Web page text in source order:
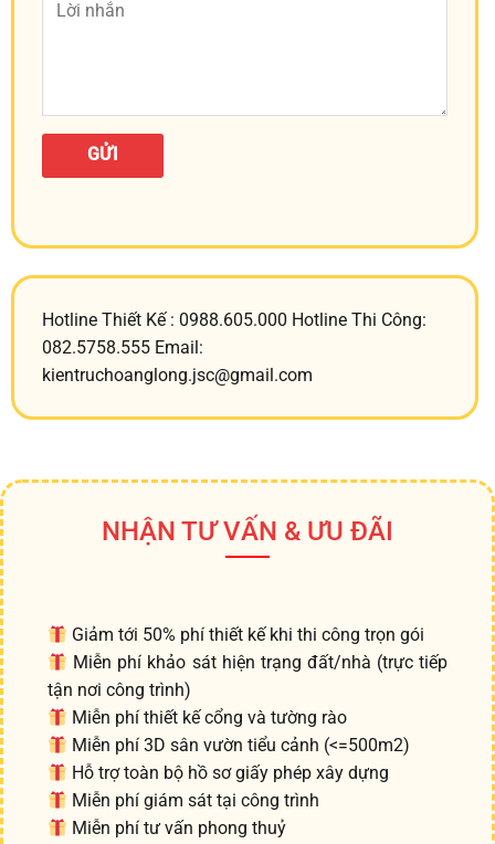
Hotline Thiết Kế : 0988.605.000 Hotline Thi Công:
082.5758.555 Email:
kientruchoanglong.jsc@gmail.com
NHẬN TƯ VẤN & ƯU ĐÃI
Giảm tới 50% phí thiết kế khi thi công trọn gói
Miễn phí khảo sát hiện trạng đất/nhà (trực tiếp
tận nơi công trình)
Miễn phí thiết kế cổng và tường rào
Miễn phí 3D sân vườn tiểu cảnh (<=500m2)
Hỗ trợ toàn bộ hồ sơ giấy phép xây dựng
Miễn phí giám sát tại công trình
Miễn phí tư vấn phong thuỷ